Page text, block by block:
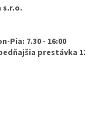
s.r.o.
Pia: 7.30 - 16:00
prestávka